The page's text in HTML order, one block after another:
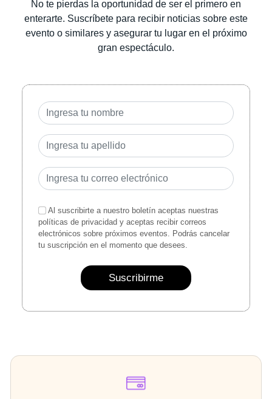
No te pierdas la oportunidad de ser el primero en
enterarte. Suscríbete para recibir noticias sobre este
evento o similares y asegurar tu lugar en el próximo
gran espectáculo.
Al suscribirte a nuestro boletín aceptas nuestras
políticas de privacidad y aceptas recibir correos
electrónicos sobre próximos eventos. Podrás cancelar
tu suscripción en el momento que desees.
Suscribirme